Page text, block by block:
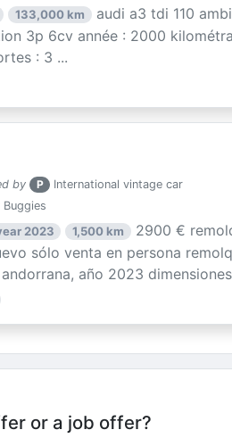
133,000 km
audi a3 tdi 110
3p 6cv année : 2000
: 3 ...
by P International vintage car
2023 1,500 km
2900 €
sólo venta en persona
año 2023
or a job offer?